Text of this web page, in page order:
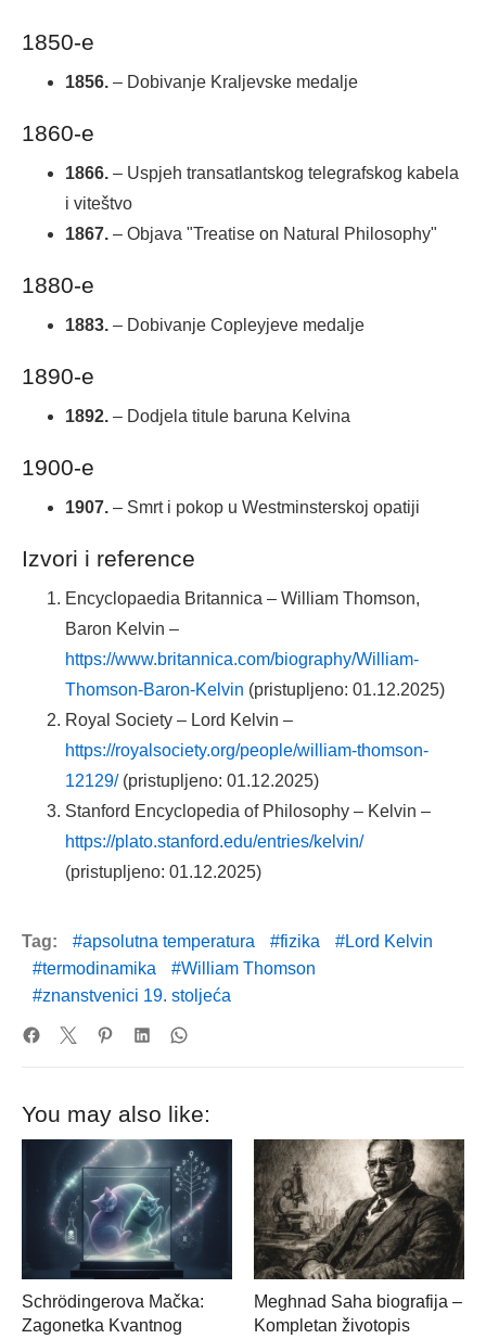
1850-e
1856. – Dobivanje Kraljevske medalje
1860-e
1866. – Uspjeh transatlantskog telegrafskog kabela
i viteštvo
1867. – Objava "Treatise on Natural Philosophy"
1880-e
1883. – Dobivanje Copleyjeve medalje
1890-e
1892. – Dodjela titule baruna Kelvina
1900-e
1907. – Smrt i pokop u Westminsterskoj opatiji
Izvori i reference
Encyclopaedia Britannica – William Thomson,
Baron Kelvin –
https://www.britannica.com/biography/William-
Thomson-Baron-Kelvin (pristupljeno: 01.12.2025)
Royal Society – Lord Kelvin –
https://royalsociety.org/people/william-thomson-
12129/(pristupljeno: 01.12.2025)
Stanford Encyclopedia of Philosophy – Kelvin –
https://plato.stanford.edu/entries/kelvin/
(pristupljeno: 01.12.2025)
Tag: apsolutna temperatura fizika
Lord Kelvin
termodinamika
William Thomson
znanstvenici 19. stoljeća
You may also like:
Schrödingerova Mačka:
Zagonetka Kvantnog
Meghnad Saha biografija –
Kompletan životopis